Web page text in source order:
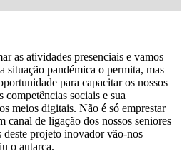
as atividades presenciais e vamos
situação pandémica o permita, mas
para capacitar os nossos
competências sociais e sua
meios digitais. Não é só emprestar
canal de ligação dos nossos seniores
projeto inovador vão-nos
o autarca.